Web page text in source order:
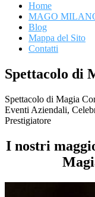
MAGO MILANO
Illusionista a Milano
Home
MAGO
Blog
Mappa del Sito
Contatti
Spettacolo di
Spettacolo di Magia
Eventi Aziendali,
Prestigiatore
I nostri